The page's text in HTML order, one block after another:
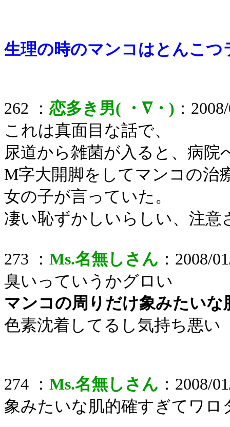
生理の時のマンコはとんこ
262 ： 恋多き男( ・∇・) ：
これは真面目な話で、
尿道から雑菌が入ると、病院
M字大開脚をしてマンコの治
女の子が言っていた。
凄い恥ずかしいらしい、注意
273 ： Ms.名無しさん ：2008/
臭いっていうかグロい
マンコの周りだけ象みたいな
色素沈着してるし気持ち悪い
274 ： Ms.名無しさん ：2008/
象みたいな肌的確すぎてワロ